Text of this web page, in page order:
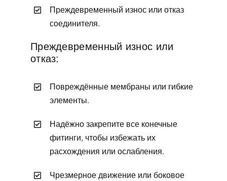
Преждевременный износ или отказ
соединителя.
Преждевременный износ или
отказ:
Повреждённые мембраны или гибкие
элементы.
Надёжно закрепите все конечные
фитинги, чтобы избежать их
расхождения или ослабления.
Чрезмерное движение или боковое